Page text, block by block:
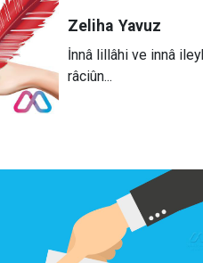
Zeliha Yavuz
​İnnâ lillâhi ve innâ
râciûn...